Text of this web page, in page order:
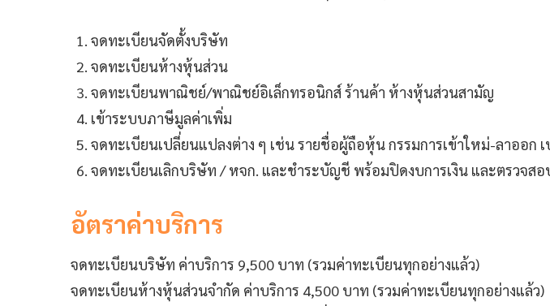
จดทะเบียนจัดตั้งบริษัท
จดทะเบียนห้างหุ้นส่วน
จดทะเบียนพาณิชย์/พาณิชย์อิเล็กทรอนิกส์ ร้านค้า ห้างหุ้นส่วนสามัญ
เข้าระบบภาษีมูลค่าเพิ่ม
จดทะเบียนเปลี่ยนแปลงต่าง ๆ เช่น รายชื่อผู้ถือหุ้น กรรมการเข้าใหม่-ลาออก
จดทะเบียนเลิกบริษัท / หจก. และชำระบัญชี พร้อมปิดงบการเงิน และตรวจส
อัตราค่าบริการ
จดทะเบียนบริษัท ค่าบริการ 9,500 บาท (รวมค่าทะเบียนทุกอย่างแล้ว)
จดทะเบียนห้างหุ้นส่วนจำกัด ค่าบริการ 4,500 บาท (รวมค่าทะเบียนทุกอย่างแล้ว)